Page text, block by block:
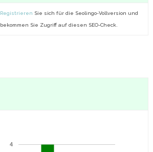
Registrieren Sie sich für die Seolingo-Vollversion und
bekommen Sie Zugriff auf diesen SEO-Check.
4